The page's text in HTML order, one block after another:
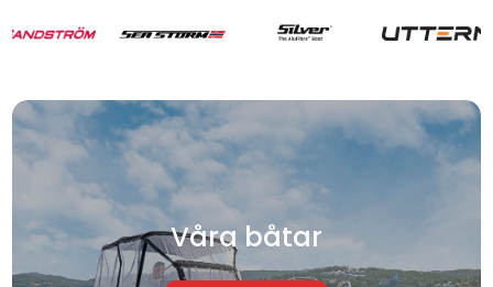
Våra båtar